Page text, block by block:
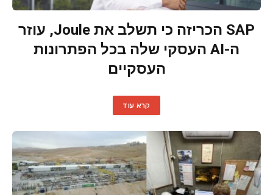
SAP הכריזה כי תשלב את Joule, עוזר
ה-AI העסקי שלה בכל הפתרונות
העסקיים
קרא עוד